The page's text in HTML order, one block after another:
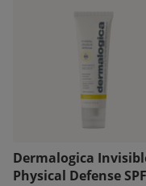
Dermalogica
Physical Defense